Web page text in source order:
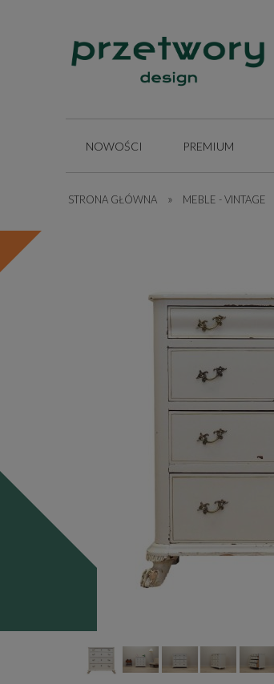
NOWOŚCI PREMIUM
INSPIRACJE
STRONA GŁÓWNA » MEBLE - VINTAGE